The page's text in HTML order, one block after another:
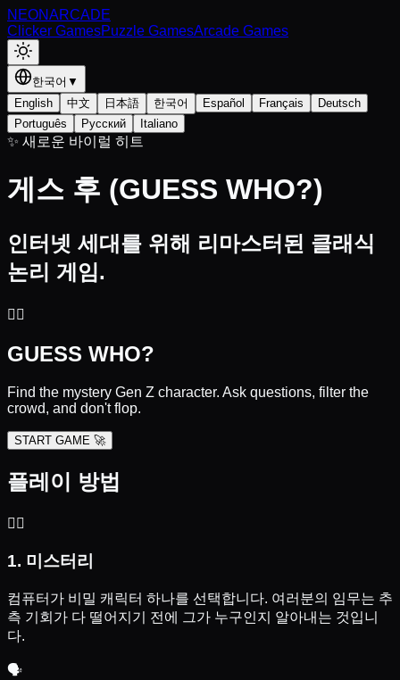
NEONARCADE
Clicker GamesPuzzle GamesArcade Games
한국어 ▼
English
中文 日本語 한국어 Español Français
Deutsch
Português
Русский Italiano
✨ 새로운 바이럴 히트
게스 후 (GUESS WHO?)
인터넷 세대를 위해 리마스터된 클래식
논리 게임.
🕵️‍♀️
GUESS WHO?
Find the mystery Gen Z character. Ask questions, filter the
crowd, and don't flop.
START GAME 🚀
플레이 방법
🕵️‍♂️
1. 미스터리
컴퓨터가 비밀 캐릭터 하나를 선택합니다. 여러분의 임무는 추
측 기회가 다 떨어지기 전에 그가 누구인지 알아내는 것입니
다.
🗣️